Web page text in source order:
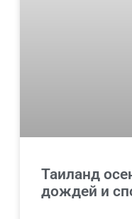
Таиланд
дождей и